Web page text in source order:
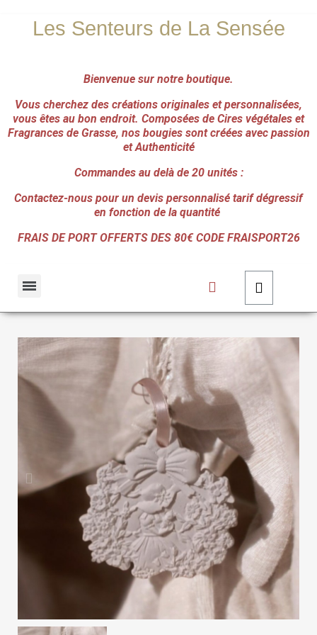
Les Senteurs de La Sensée
Bienvenue sur notre boutique.
Vous cherchez des créations originales et personnalisées,
vous êtes au bon endroit. Composées de Cires végétales et
Fragrances de Grasse, nos bougies sont créées avec passion
et Authenticité
Commandes au delà de 20 unités :
Contactez-nous pour un devis personnalisé tarif dégressif
en fonction de la quantité
FRAIS DE PORT OFFERTS DES 80€ CODE FRAISPORT26